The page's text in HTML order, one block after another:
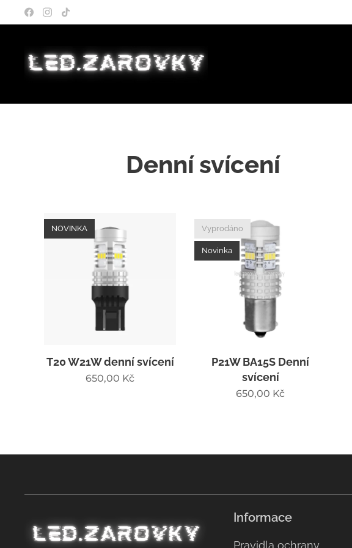
Denní svícení
T20 W21W denní svícení
NOVINKA
650,00 Kč
P21W BA15S Denní
svícení
Vyprodáno
Novinka
650,00 Kč
Informace
Pravidla ochrany